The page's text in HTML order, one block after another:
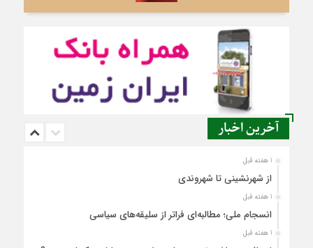
آخرین اخبار
1 هفته قبل
از شهرنشینی تا شهروندی
1 هفته قبل
انسجام ملی؛ مطالبه‌ای فراتر از سلیقه‌های سیاسی
1 هفته قبل